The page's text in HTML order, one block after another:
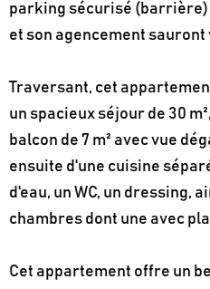
parking sécurisé (barrière)
et son agencement sauront
Traversant, cet
un spacieux séjour de 30
balcon de 7 m² avec vue
ensuite d'une cuisine
d'eau, un WC, un dressing,
chambres dont une avec
Cet appartement offre un